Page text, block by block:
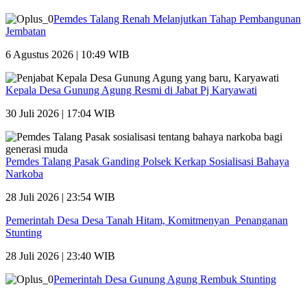
Pemdes Talang Renah Melanjutkan Tahap Pembangunan
Jembatan
6 Agustus 2026 | 10:49 WIB
Kepala Desa Gunung Agung Resmi di Jabat Pj Karyawati
30 Juli 2026 | 17:04 WIB
Pemdes Talang Pasak Ganding Polsek Kerkap Sosialisasi Bahaya
Narkoba
28 Juli 2026 | 23:54 WIB
Pemerintah Desa Desa Tanah Hitam, Komitmenyan Penanganan
Stunting
28 Juli 2026 | 23:40 WIB
Pemerintah Desa Gunung Agung Rembuk Stunting